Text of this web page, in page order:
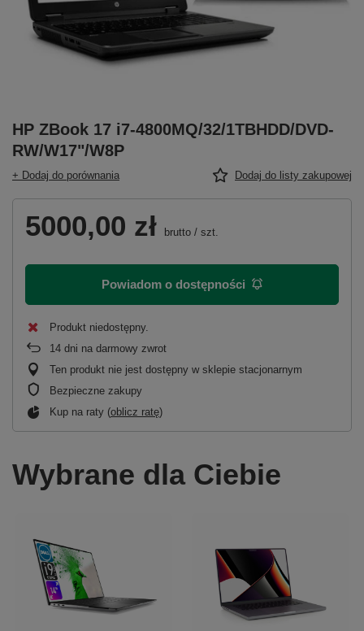
HP ZBook 17 i7-4800MQ/32/1TBHDD/DVD-
RW/W17"/W8P
+ Dodaj do porównania Dodaj do listy zakupowej
5000,00 zł brutto / szt.
Powiadom o dostępności
Produkt niedostępny
14 dni na darmowy zwrot
Ten produkt nie jest dostępny w sklepie stacjonarnym
Bezpieczne zakupy
Kup na raty (oblicz ratę)
Wybrane dla Ciebie